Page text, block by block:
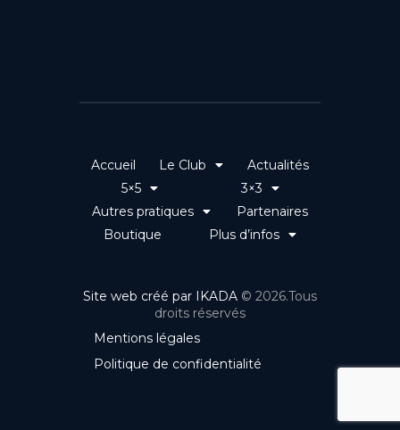
Accueil Le Club
Actualités
5×5
3×3
Autres pratiques
Partenaires
Boutique
Plus d’infos
Site web créé par IKADA © 2026.Tous
droits réservés
Mentions légales
Politique de confidentialité